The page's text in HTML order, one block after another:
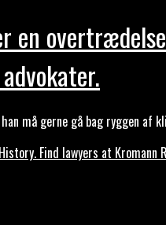
en
må gerne gå bag ryggen af
History. Find lawyers at